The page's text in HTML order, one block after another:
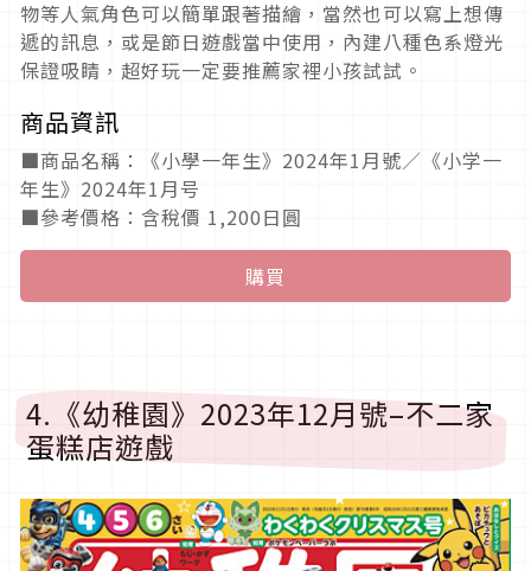
物等人氣角色可以簡單跟著描繪，當然也可以寫上想傳
遞的訊息，或是節日遊戲當中使用，內建八種色系燈光
保證吸睛，超好玩一定要推薦家裡小孩試試。
商品資訊
■商品名稱：《小學一年生》2024年1月號／《小学一
年生》2024年1月号
■參考價格：含稅價 1,200日圓
購買
4.《幼稚園》2023年12月號–不二家
蛋糕店遊戲